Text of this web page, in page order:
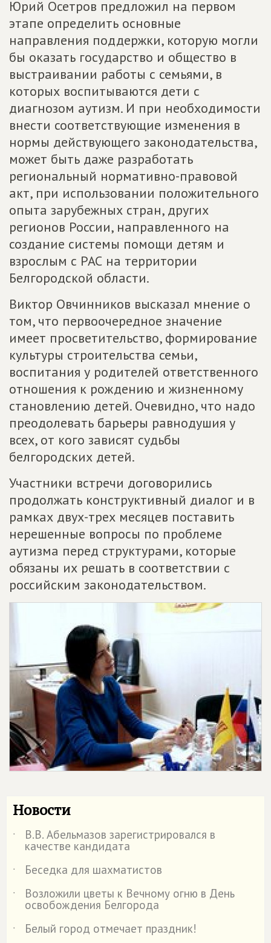
Юрий Осетров предложил на первом
этапе определить основные
направления поддержки, которую могли
бы оказать государство и общество в
выстраивании работы с семьями, в
которых воспитываются дети с
диагнозом аутизм. И при необходимости
внести соответствующие изменения в
нормы действующего законодательства,
может быть даже разработать
региональный нормативно-правовой
акт, при использовании положительного
опыта зарубежных стран, других
регионов России, направленного на
создание системы помощи детям и
взрослым с РАС на территории
Белгородской области.
Виктор Овчинников высказал мнение о
том, что первоочередное значение
имеет просветительство, формирование
культуры строительства семьи,
воспитания у родителей ответственного
отношения к рождению и жизненному
становлению детей. Очевидно, что надо
преодолевать барьеры равнодушия у
всех, от кого зависят судьбы
белгородских детей.
Участники встречи договорились
продолжать конструктивный диалог и в
рамках двух-трех месяцев поставить
нерешенные вопросы по проблеме
аутизма перед структурами, которые
обязаны их решать в соответствии с
российским законодательством.
Новости
˙ В.В. Абельмазов зарегистрировался в
качестве кандидата
˙
Беседка для шахматистов
˙
Возложили цветы к Вечному огню в День
освобождения Белгорода
˙
Белый город отмечает праздник!